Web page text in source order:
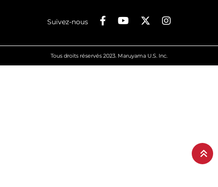
Suivez-nous
Tous droits réservés 2023. Maruyama U.S. Inc.